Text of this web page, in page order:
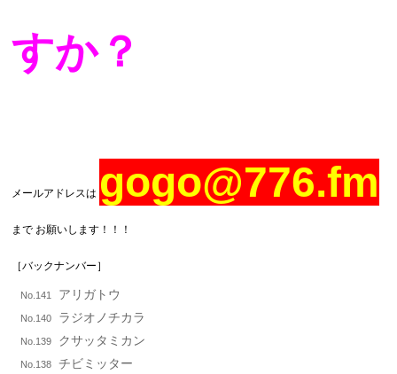
すか？
メールアドレスは gogo@776.fm
まで お願いします！！！
［バックナンバー］
No.141 アリガトウ
No.140 ラジオノチカラ
No.139 クサッタミカン
No.138 チビミッター